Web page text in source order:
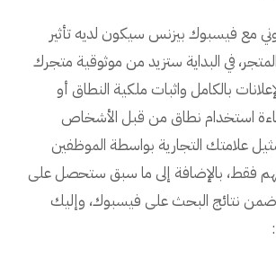
مع فيسبوك بيزنس سيكون لديه تأثير
في البداية ستزيد من موثوقية متجرك
بالكامل واثبات ملكية النطاق أو
استخدام نطاق من قبل الأشخاص
علامتك التجارية بواسطة الموظفين
بهم فقط، بالإضافة إلى ما سبق ستحصل على
نتائج البحث على فيسبوك، وإليك